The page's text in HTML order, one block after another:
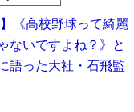
】《高校野球って綺麗
ないですよね？》と
語った大社・石飛監